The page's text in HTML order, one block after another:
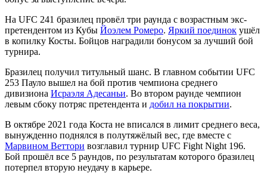
На UFC 241 бразилец провёл три раунда с возрастным экс-
претендентом из Кубы Йоэлем Ромеро. Яркий поединок ушёл
в копилку Косты. Бойцов наградили бонусом за лучший бой
турнира.
Бразилец получил титульный шанс. В главном событии UFC
253 Пауло вышел на бой против чемпиона среднего
дивизиона Исраэля Адесаньи. Во втором раунде чемпион
левым сбоку потряс претендента и добил на покрытии.
В октябре 2021 года Коста не вписался в лимит среднего веса,
вынужденно поднялся в полутяжёлый вес, где вместе с
Марвином Веттори возглавил турнир UFC Fight Night 196.
Бой прошёл все 5 раундов, по результатам которого бразилец
потерпел вторую неудачу в карьере.